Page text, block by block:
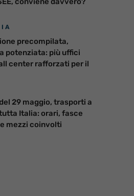
precompilata,
potenziata: più uffici
center rafforzati per il
29 maggio, trasporti a
Italia: orari, fasce
mezzi coinvolti